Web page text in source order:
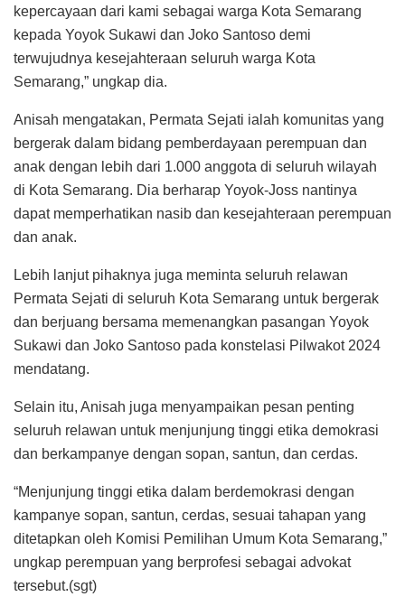
kepercayaan dari kami sebagai warga Kota Semarang
kepada Yoyok Sukawi dan Joko Santoso demi
terwujudnya kesejahteraan seluruh warga Kota
Semarang,” ungkap dia.
Anisah mengatakan, Permata Sejati ialah komunitas yang
bergerak dalam bidang pemberdayaan perempuan dan
anak dengan lebih dari 1.000 anggota di seluruh wilayah
di Kota Semarang. Dia berharap Yoyok-Joss nantinya
dapat memperhatikan nasib dan kesejahteraan perempuan
dan anak.
Lebih lanjut pihaknya juga meminta seluruh relawan
Permata Sejati di seluruh Kota Semarang untuk bergerak
dan berjuang bersama memenangkan pasangan Yoyok
Sukawi dan Joko Santoso pada konstelasi Pilwakot 2024
mendatang.
Selain itu, Anisah juga menyampaikan pesan penting
seluruh relawan untuk menjunjung tinggi etika demokrasi
dan berkampanye dengan sopan, santun, dan cerdas.
“Menjunjung tinggi etika dalam berdemokrasi dengan
kampanye sopan, santun, cerdas, sesuai tahapan yang
ditetapkan oleh Komisi Pemilihan Umum Kota Semarang,”
ungkap perempuan yang berprofesi sebagai advokat
tersebut.(sgt)